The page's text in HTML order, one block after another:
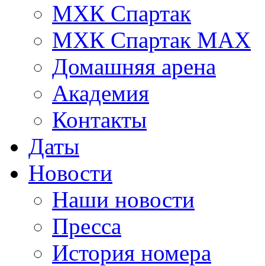
МХК Спартак
МХК Спартак МАХ
Домашняя арена
Академия
Контакты
Даты
Новости
Наши новости
Пресса
История номера